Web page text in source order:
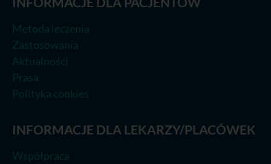
Metoda leczenia
Zastosowania
Aktualności
Prasa
Polityka cookies
INFORMACJE DLA LEKARZY/PLACÓWEK
Współpraca